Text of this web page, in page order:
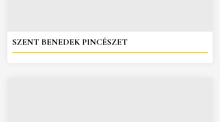
SZENT BENEDEK PINCÉSZET